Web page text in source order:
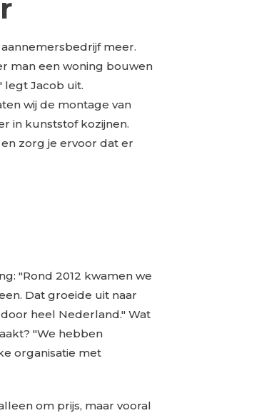
meer.
man een woning bouwen
legt Jacob uit.
wij de montage van
in kunststof kozijnen.
zorg je ervoor dat er
"Rond 2012 kwamen we
Dat groeide uit naar
heel Nederland." Wat
"We hebben
organisatie met
om prijs, maar vooral